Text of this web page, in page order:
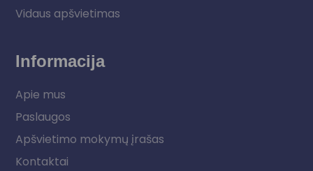
Vidaus apšvietimas
Informacija
Apie mus
Paslaugos
Apšvietimo mokymų įrašas
Kontaktai